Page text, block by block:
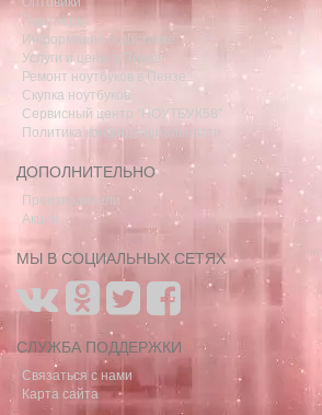
Партнёры
Информация о доставке
Услуги и цены в Пензе
Ремонт ноутбуков в Пензе
Скупка ноутбуков
Сервисный центр "НОУТБУК58"
Политика конфиденциальности
ДОПОЛНИТЕЛЬНО
Производители
Акции
МЫ В СОЦИАЛЬНЫХ СЕТЯХ
СЛУЖБА ПОДДЕРЖКИ
Связаться с нами
Карта сайта